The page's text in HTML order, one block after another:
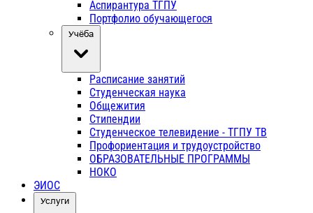
Аспирантура ТГПУ
Портфолио обучающегося
Учёба
Расписание занятий
Студенческая наука
Общежития
Стипендии
Студенческое телевидение - ТГПУ ТВ
Профориентация и трудоустройство
ОБРАЗОВАТЕЛЬНЫЕ ПРОГРАММЫ
НОКО
ЭИОС
Услуги